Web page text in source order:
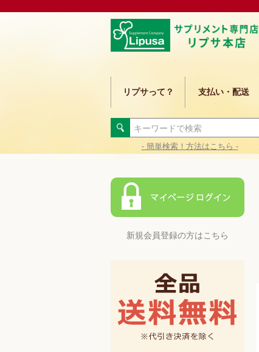
リプサって？ 支払い・配送
- 簡単検索！方法はこちら -
新規会員登録の方はこちら